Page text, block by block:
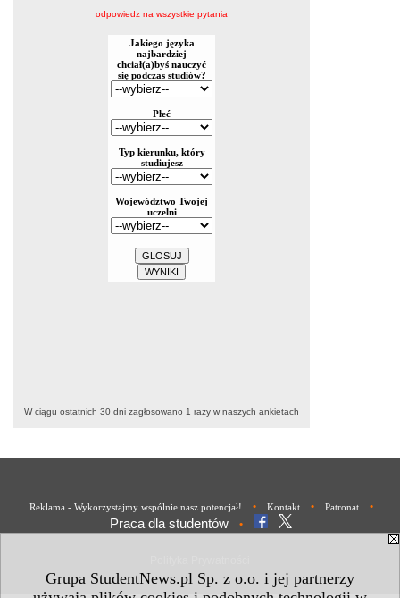
Grupa StudentNews.pl Sp. z o.o. i jej partnerzy
odpowiedz na wszystkie pytania
W ciągu ostatnich 30 dni zagłosowano 1 razy w naszych ankietach
Reklama - Wykorzystajmy wspólnie nasz potencjał! • Kontakt • Patronat •
Praca dla studentów •